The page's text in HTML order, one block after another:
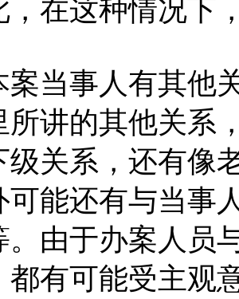
，在这种情况下
案当事人有其他
所讲的其他关系
级关系，还有像
可能还有与当事
。由于办案人员
都有可能受主观